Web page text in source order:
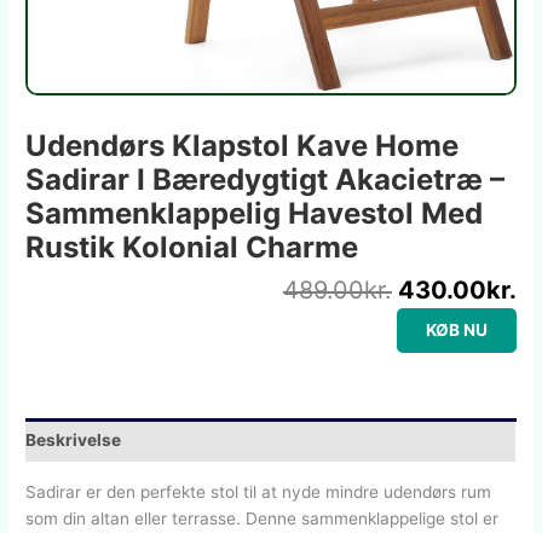
Udendørs Klapstol Kave Home
Sadirar I Bæredygtigt Akacietræ –
Sammenklappelig Havestol Med
Rustik Kolonial Charme
489.00kr. 430.00kr.
KØB NU
Beskrivelse
Sadirar er den perfekte stol til at nyde mindre udendørs rum
som din altan eller terrasse. Denne sammenklappelige stol er